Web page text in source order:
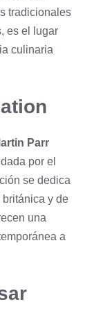
tradicionales
es el lugar
culinaria
Parr
por el
se dedica
y de
una
a